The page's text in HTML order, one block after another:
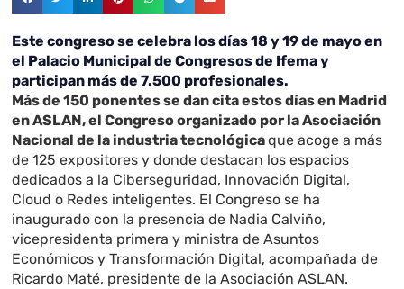
Este congreso se celebra los días 18 y 19 de mayo en
el Palacio Municipal de Congresos de Ifema y
participan más de 7.500 profesionales.
Más de 150 ponentes se dan cita estos días en Madrid
en ASLAN, el Congreso organizado por la Asociación
Nacional de la industria tecnológicaque acoge a más
de 125 expositores y donde destacan los espacios
dedicados a la Ciberseguridad, Innovación Digital,
Cloud o Redes inteligentes. El Congreso se ha
inaugurado con la presencia de Nadia Calviño,
vicepresidenta primera y ministra de Asuntos
Económicos y Transformación Digital, acompañada de
Ricardo Maté, presidente de la Asociación ASLAN.